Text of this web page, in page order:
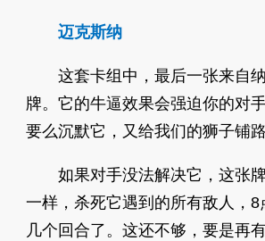
迈克斯纳
这套卡组中，最后一张来自纳
牌。它的牛逼效果会强迫你的对
要么沉默它，又给我们的狮子铺路
如果对手没法解决它，这张牌
一样，杀死它遇到的所有敌人，
几个回合了。这还不够，要是再